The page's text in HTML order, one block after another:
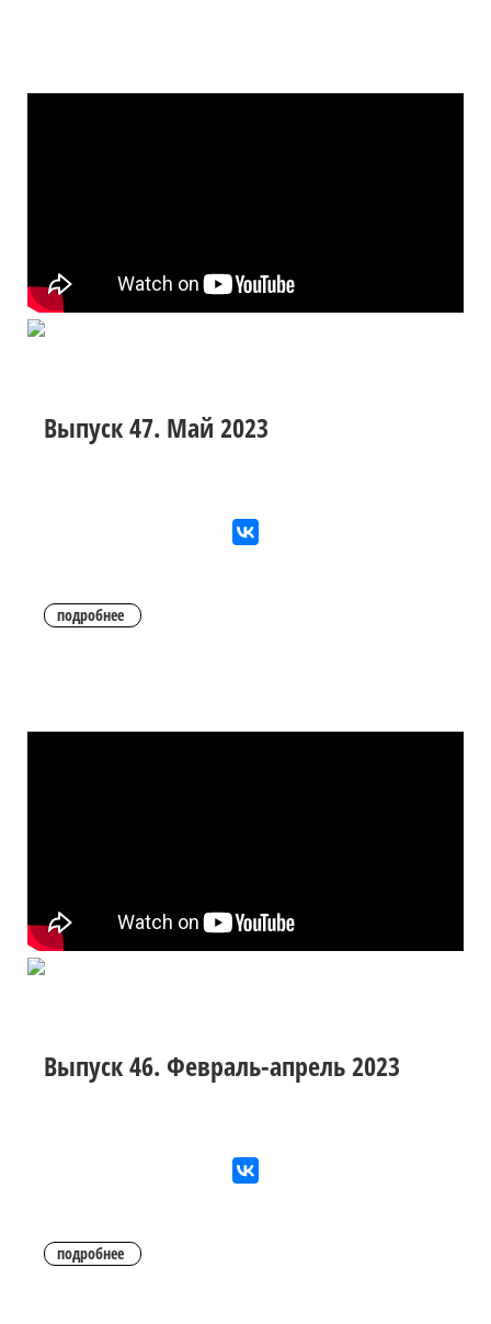
Выпуск 47. Май 2023
подробнее
Выпуск 46. Февраль-апрель 2023
подробнее